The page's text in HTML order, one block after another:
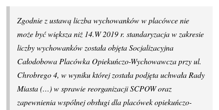
Zgodnie z ustawą liczba wychowanków w placówce nie
może być większa niż 14.W 2019 r. standaryzacja w zakresie
liczby wychowanków została objęta Socjalizacyjna
Całodobowa Placówka Opiekuńczo-Wychowawcza przy ul.
Chrobrego 4, w wyniku której została podjęta uchwała Rady
Miasta (…) w sprawie reorganizacji SCPOW oraz
zapewnienia wspólnej obsługi dla placówek opiekuńczo-